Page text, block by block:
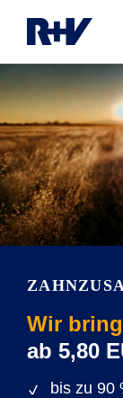
Wir
ab 5,80
bis zu 90